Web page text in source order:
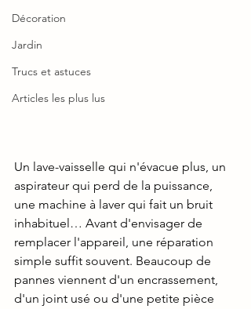
Décoration
Jardin
Trucs et astuces
Articles les plus lus
Un lave-vaisselle qui n'évacue plus, un
aspirateur qui perd de la puissance,
une machine à laver qui fait un bruit
inhabituel… Avant d'envisager de
remplacer l'appareil, une réparation
simple suffit souvent. Beaucoup de
pannes viennent d'un encrassement,
d'un joint usé ou d'une petite pièce